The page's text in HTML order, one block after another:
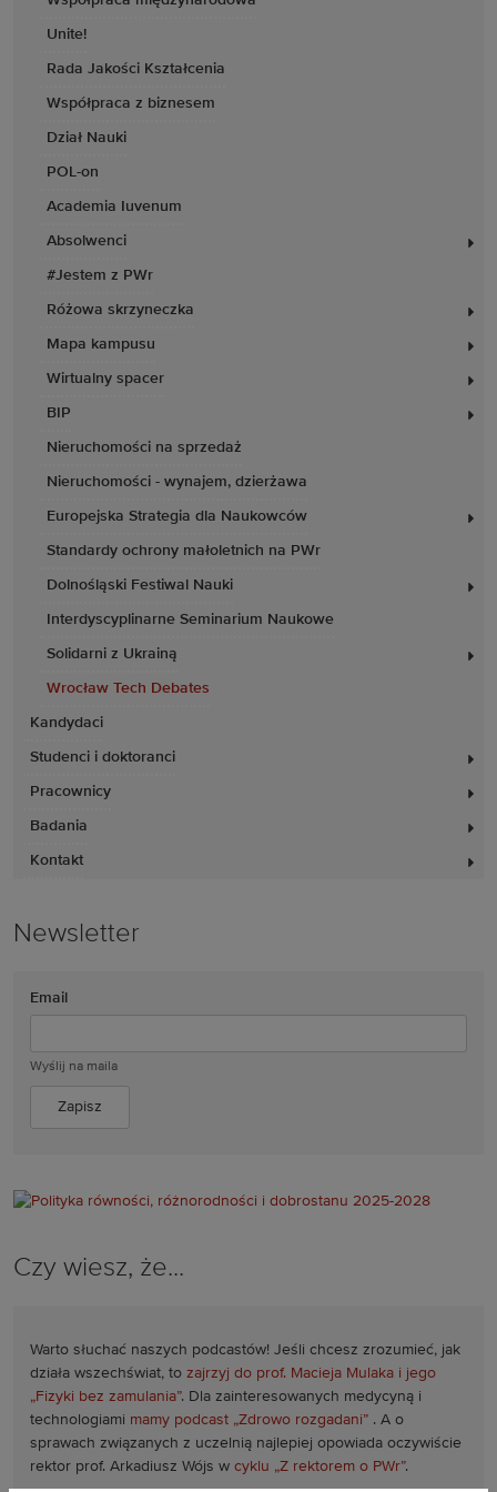
Unite!
Rada Jakości Kształcenia
Współpraca z biznesem
Dział Nauki
POL-on
Academia Iuvenum
Absolwenci
#Jestem z PWr
Różowa skrzyneczka
Mapa kampusu
Wirtualny spacer
BIP
Nieruchomości na sprzedaż
Nieruchomości - wynajem, dzierżawa
Europejska Strategia dla Naukowców
Standardy ochrony małoletnich na PWr
Dolnośląski Festiwal Nauki
Interdyscyplinarne Seminarium Naukowe
Solidarni z Ukrainą
Wrocław Tech Debates
Kandydaci
Studenci i doktoranci
Pracownicy
Badania
Kontakt
Newsletter
Email
Wyślij na maila
Czy wiesz, że...
Warto słuchać naszych podcastów! Jeśli chcesz zrozumieć, jak
działa wszechświat, to zajrzyj do prof. Macieja Mulaka i jego
„Fizyki bez zamulania”. Dla zainteresowanych medycyną i
technologiami mamy podcast „Zdrowo rozgadani” . A o
sprawach związanych z uczelnią najlepiej opowiada oczywiście
rektor prof. Arkadiusz Wójs w cyklu „Z rektorem o PWr”.
Beyond”.
Opublikował ponad 800 prac naukowych, które były cytowane ponad 53
cytowań). Jego indeks H wynosi 118 (133 według Google Scholar). Jest
laureatem trzech grantów ERC Advanced Grant oraz był wyróżniany jako